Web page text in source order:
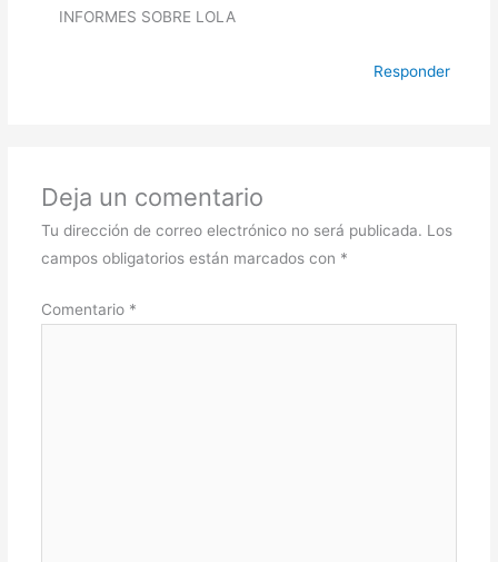
INFORMES SOBRE LOLA
Responder
Deja un comentario
Tu dirección de correo electrónico no será publicada. Los
campos obligatorios están marcados con *
Comentario *